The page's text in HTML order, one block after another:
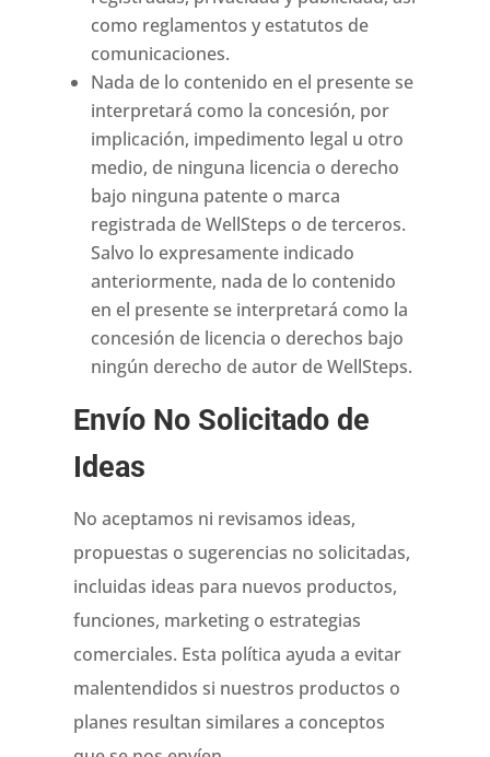
como reglamentos y estatutos de
comunicaciones.
Nada de lo contenido en el presente se
interpretará como la concesión, por
implicación, impedimento legal u otro
medio, de ninguna licencia o derecho
bajo ninguna patente o marca
registrada de WellSteps o de terceros.
Salvo lo expresamente indicado
anteriormente, nada de lo contenido
en el presente se interpretará como la
concesión de licencia o derechos bajo
ningún derecho de autor de WellSteps.
Envío No Solicitado de
Ideas
No aceptamos ni revisamos ideas,
propuestas o sugerencias no solicitadas,
incluidas ideas para nuevos productos,
funciones, marketing o estrategias
comerciales. Esta política ayuda a evitar
malentendidos si nuestros productos o
planes resultan similares a conceptos